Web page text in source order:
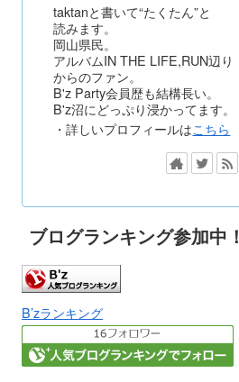
taktanと書いて“たくたん”と
読みます。
岡山県民。
アルバムIN THE LIFE,RUN辺り
からのファン。
B'z Party会員歴も結構長い。
B'z沼にどっぷり浸かってます。
・詳しいプロフィールはこちら
ブログランキング参加中！
B’zランキング